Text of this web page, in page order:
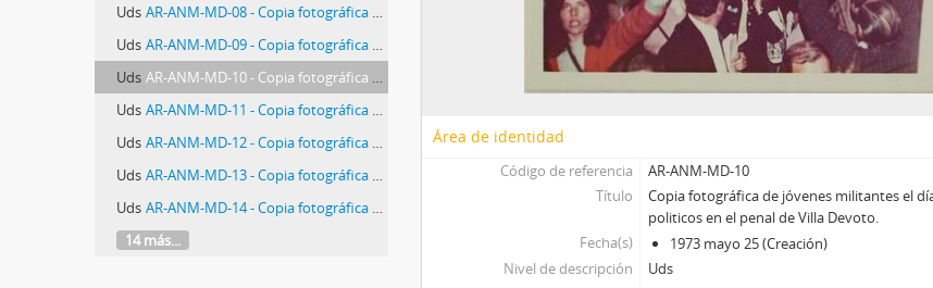
Uds AR-ANM-MD-08 - Copia fotográfica de jóvenes militantes el día de la liberacion de los presos politicos en el penal de Villa Devoto.
Uds AR-ANM-MD-09 - Copia fotográfica de jóvenes militantes el día de la liberacion de los presos politicos en el penal de Villa Devoto.
Uds AR-ANM-MD-10 - Copia fotográfica de jóvenes militantes el día de la liberacion de los presos politicos en el penal de Villa Devoto.
Uds AR-ANM-MD-11 - Copia fotográfica de jóvenes militantes el día de la liberacion de los presos politicos en el penal de Villa Devoto.
Uds AR-ANM-MD-12 - Copia fotográfica de jóvenes militantes el día de la liberacion de los presos politicos en el penal de Villa Devoto.
Uds AR-ANM-MD-13 - Copia fotográfica de jóvenes militantes el día de la liberacion de los presos politicos en el penal de Villa Devoto.
Uds AR-ANM-MD-14 - Copia fotográfica de jóvenes militantes el día de la liberacion de los presos politicos en el penal de Villa Devoto.
14 más...
Área de identidad
Código de referencia
AR-ANM-MD-10
Título
Copia fotográfica de jóvenes militantes el
politicos en el penal de Villa Devoto.
Fecha(s)
1973 mayo 25 (Creación)
Nivel de descripción
Uds